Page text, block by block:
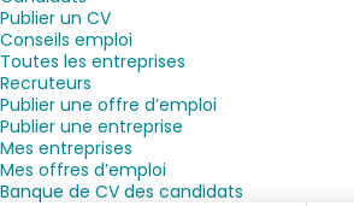
Publier un CV
Conseils emploi
Toutes les entreprises
Recruteurs
Publier une offre d’emploi
Publier une entreprise
Mes entreprises
Mes offres d’emploi
Banque de CV des candidats